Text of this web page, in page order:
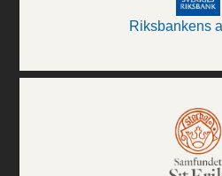
Riksbankens